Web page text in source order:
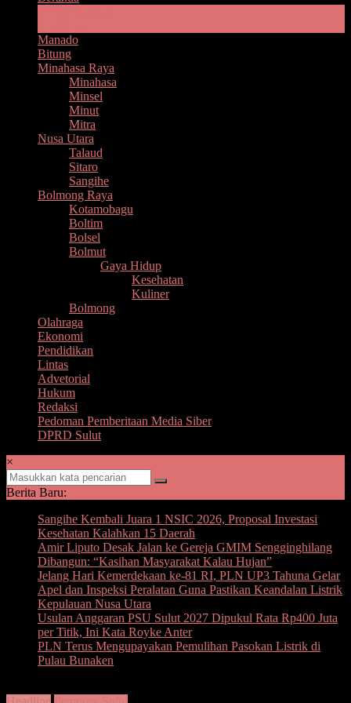
Manado
Bitung
Minahasa Raya
Minahasa
Minsel
Minut
Mitra
Nusa Utara
Talaud
Sitaro
Sangihe
Bolmong Raya
Kotamobagu
Boltim
Bolsel
Bolmut
Gaya Hidup
Kesehatan
Kuliner
Bolmong
Olahraga
Ekonomi
Pendidikan
Lintas
Advetorial
Hukum
Redaksi
Pedoman Pemberitaan Media Siber
DPRD Sulut
×
Berita Baru:
Sangihe Kembali Juara 1 NSIC 2026, Proposal Investasi
Kesehatan Kalahkan 15 Daerah
Amir Liputo Desak Jalan ke Gereja GMIM Sengginghilang
Dibangun: “Kasihan Masyarakat Kalau Hujan”
Jelang Hari Kemerdekaan ke-81 RI, PLN UP3 Tahuna Gelar
Apel dan Inspeksi Peralatan Guna Pastikan Keandalan Listrik
Kepulauan Nusa Utara
Usulan Anggaran PSU Sulut 2027 Dipukul Rata Rp400 Juta
per Titik, Ini Kata Royke Anter
PLN Terus Mengupayakan Pemulihan Pasokan Listrik di
Pulau Bunaken